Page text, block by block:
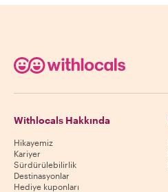
Withlocals Hakkında
Hikayemiz
Kariyer
Sürdürülebilirlik
Destinasyonlar
Hediye kuponları